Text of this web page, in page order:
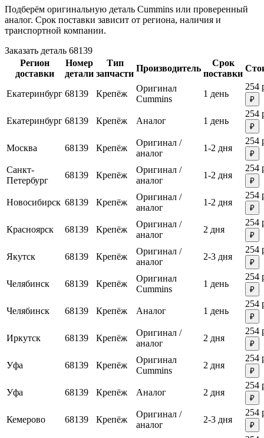
Подберём оригинальную деталь Cummins или проверенный
аналог. Срок поставки зависит от региона, наличия и
транспортной компании.
Заказать деталь 68139
Регион
доставки
Номер
детали
Тип
запчасти
Производитель
Срок
поставки
Екатеринбург 68139 Крепёж
Оригинал
Cummins
1 день
254
₽
Екатеринбург 68139 Крепёж Аналог 1 день
254
₽
Москва 68139 Крепёж
Оригинал /
аналог
1-2 дня
254
₽
Санкт-
Петербург
68139 Крепёж
Оригинал /
аналог
1-2 дня
254
₽
Новосибирск 68139 Крепёж
Оригинал /
аналог
1-2 дня
254
₽
Красноярск 68139 Крепёж
Оригинал /
аналог
2 дня
254
₽
Якутск 68139 Крепёж
Оригинал /
аналог
2-3 дня
254
₽
Челябинск 68139 Крепёж
Оригинал
Cummins
1 день
254
₽
Челябинск 68139 Крепёж Аналог 1 день
254
₽
Иркутск 68139 Крепёж
Оригинал /
аналог
2 дня
254
₽
Уфа 68139 Крепёж
Оригинал
Cummins
2 дня
254
₽
Уфа 68139 Крепёж Аналог 2 дня
254
₽
Кемерово 68139 Крепёж
Оригинал /
аналог
2-3 дня
254
₽